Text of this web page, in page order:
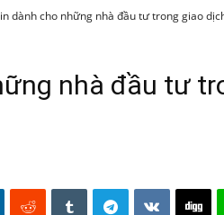
dành cho những nhà đầu tư trong giao
nhà đầu tư